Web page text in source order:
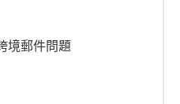
境郵件問題